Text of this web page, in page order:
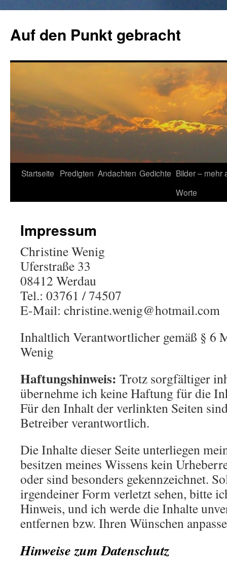
springen
Auf den Punkt gebracht
Startseite Predigten Andachten Gedichte Bilder – mehr
Worte
Impressum
Christine Wenig
Uferstraße 33
08412 Werdau
Tel.: 03761 / 74507
E-Mail: christine.wenig@hotmail.com
Inhaltlich Verantwortlicher gemäß § 6
Wenig
Haftungshinweis: Trotz sorgfältiger
übernehme ich keine Haftung für die
Für den Inhalt der verlinkten Seiten
Betreiber verantwortlich.
Die Inhalte dieser Seite unterliegen
besitzen meines Wissens kein
oder sind besonders gekennzeichnet.
irgendeiner Form verletzt sehen, bitte
Hinweis, und ich werde die Inhalte
entfernen bzw. Ihren Wünschen
Hinweise zum Datenschutz